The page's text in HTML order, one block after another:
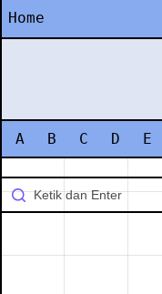
Home
A B C D E